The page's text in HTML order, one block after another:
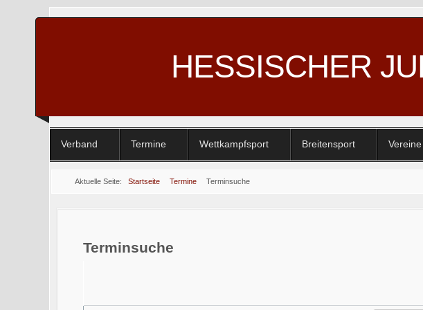
HESSISCHER
Verband Termine Wettkampfsport Breitensport Vereine
Aktuelle Seite:Startseite Termine Terminsuche
Terminsuche